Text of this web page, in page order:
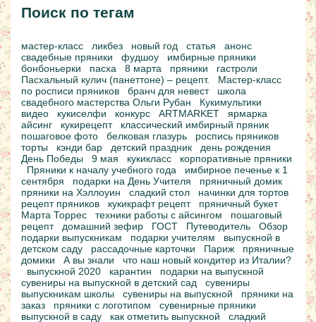
Поиск по тегам
мастер-класс ликбез новый год статья
анонс
свадебные пряники
фудшоу
имбирные пряники
бонбоньерки
пасха 8 марта пряники
гастроли
Пасхальный кулич (панеттоне) – рецепт.
Мастер-класс
по росписи пряников
бранч для невест
школа
свадебного мастерства Ольги Рубан
Кукимультики
видео
кукиселфи конкурс ARTMARKET
ярмарка
айсинг
кукирецепт
классический имбирный пряник
пошаговое фото
белковая глазурь
роспись пряников
торты
кэнди бар детский праздник
день рождения
День Победы
9 мая кукикласс
корпоративные пряники
Пряники к началу учебного года
имбирное печенье к 1
сентября
подарки на День Учителя
пряничный домик
пряники на Хэллоуин
сладкий стол
начинки для тортов
рецепт пряников
кукикрафт рецепт
пряничный букет
Марта Торрес
техники работы с айсингом
пошаговый
рецепт
домашний зефир ГОСТ Путеводитель
Обзор
подарки выпускникам
подарки учителям
выпускной в
детском саду
рассадочные карточки Париж
пряничные
домики
А вы знали
что наш новый кондитер из Италии?
выпускной 2020
карантин
подарки на выпускной
сувениры на выпускной в детский сад
сувениры
выпускникам школы
сувениры на выпускной
пряники на
заказ
пряники с логотипом
сувенирные пряники
выпускной в саду
как отметить выпускной
сладкий